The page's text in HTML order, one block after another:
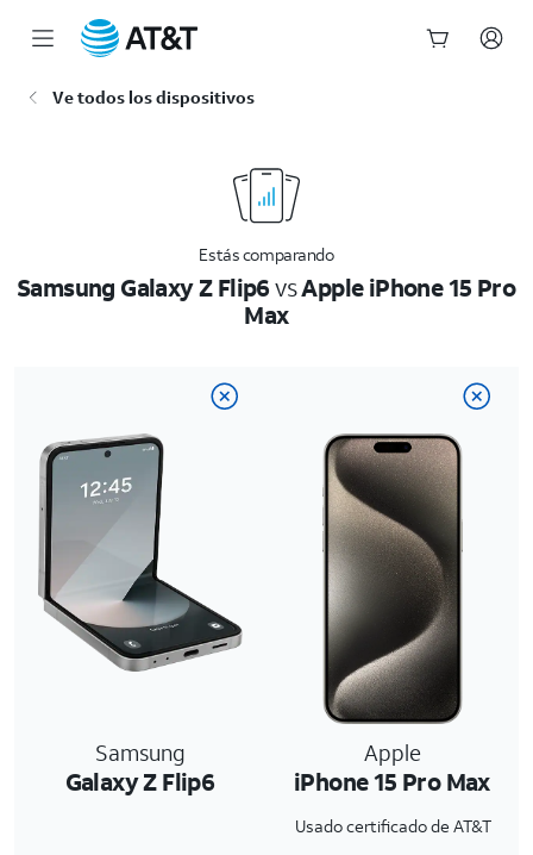
Ve todos los dispositivos
Estás comparando
Samsung Galaxy Z Flip6vsApple iPhone 15 Pro
Max
Samsung
Galaxy Z Flip6
Apple
iPhone 15 Pro Max
Usado certificado de AT&T